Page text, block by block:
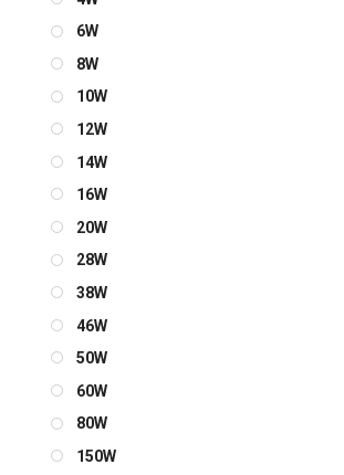
6W
8W
10W
12W
14W
16W
20W
28W
38W
46W
50W
60W
80W
150W